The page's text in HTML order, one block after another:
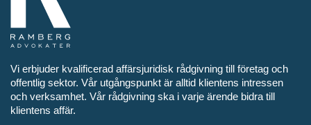
Vi erbjuder kvalificerad affärsjuridisk rådgivning till företag och
offentlig sektor. Vår utgångspunkt är alltid klientens intressen
och verksamhet. Vår rådgivning ska i varje ärende bidra till
klientens affär.